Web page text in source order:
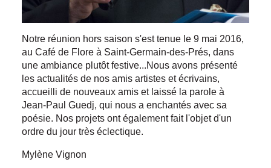
Notre réunion hors saison s'est tenue le 9 mai 2016,
au Café de Flore à Saint-Germain-des-Prés, dans
une ambiance plutôt festive...Nous avons présenté
les actualités de nos amis artistes et écrivains,
accueilli de nouveaux amis et laissé la parole à
Jean-Paul Guedj, qui nous a enchantés avec sa
poésie. Nos projets ont également fait l'objet d'un
ordre du jour très éclectique.
Mylène Vignon